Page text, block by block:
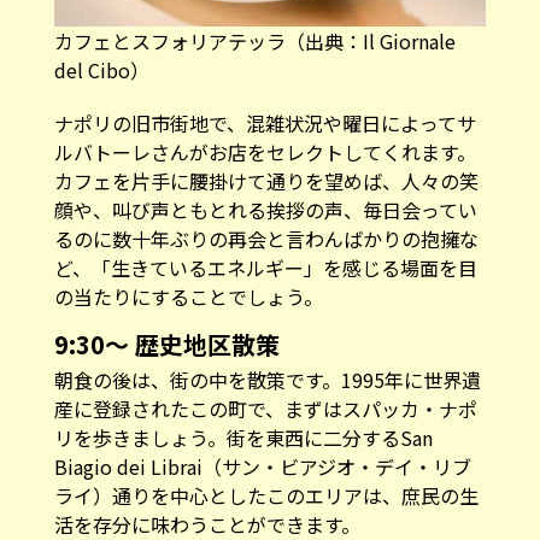
カフェとスフォリアテッラ（出典：Il Giornale
del Cibo）
ナポリの旧市街地で、混雑状況や曜日によってサ
ルバトーレさんがお店をセレクトしてくれます。
カフェを片手に腰掛けて通りを望めば、人々の笑
顔や、叫び声ともとれる挨拶の声、毎日会ってい
るのに数十年ぶりの再会と言わんばかりの抱擁な
ど、「生きているエネルギー」を感じる場面を目
の当たりにすることでしょう。
9:30〜 歴史地区散策
朝食の後は、街の中を散策です。1995年に世界遺
産に登録されたこの町で、まずはスパッカ・ナポ
リを歩きましょう。街を東西に二分するSan
Biagio dei Librai（サン・ビアジオ・デイ・リブ
ライ）通りを中心としたこのエリアは、庶民の生
活を存分に味わうことができます。